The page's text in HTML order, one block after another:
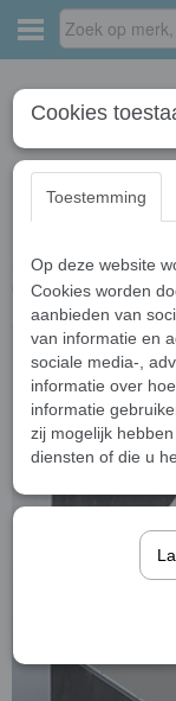
Home › Bad kranen ›
design Badkraan
Cookies
Toestemming
Op deze website
Cookies worden
aanbieden van
van informatie en
sociale media-,
informatie over
informatie
zij mogelijk
diensten of die u